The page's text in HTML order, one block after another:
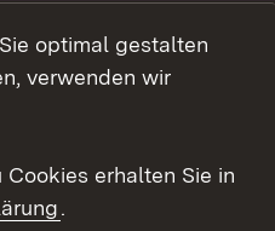
Datenschutz
optimal gestalten
verwenden wir
erhalten Sie in
.